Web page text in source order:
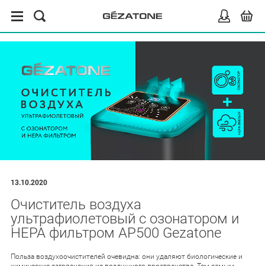
13.10.2020
Очиститель воздуха
ультрафиолетовый с озонатором и
HEPA фильтром AP500 Gezatone
Польза воздухоочистителей очевидна: они удаляют биологические и